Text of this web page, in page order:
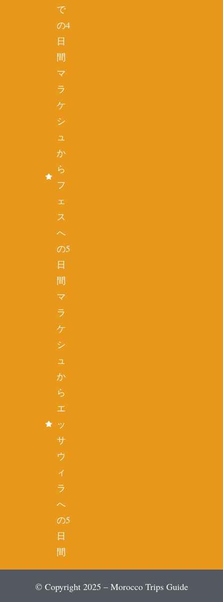
で
の4
日
間
マ
ラ
ケ
シ
ュ
か
ら
フ
ェ
ス
へ
の5
日
間
マ
ラ
ケ
シ
ュ
か
ら
エ
ッ
サ
ウ
ィ
ラ
へ
の5
日
間
© Copyright 2025 – Morocco Trips Guide